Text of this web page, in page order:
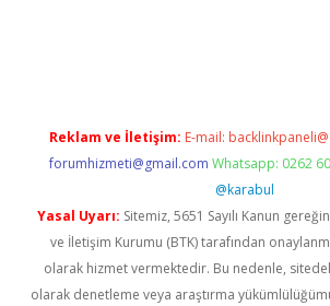
Reklam ve İletişim: E-mail:
forumhizmeti@gmail.com Whatsapp: 0262
@karabul
Yasal Uyarı: Sitemiz, 5651 Sayılı Kanun
ve İletişim Kurumu (BTK) tarafından
olarak hizmet vermektedir. Bu nedenle,
olarak denetleme veya araştırma